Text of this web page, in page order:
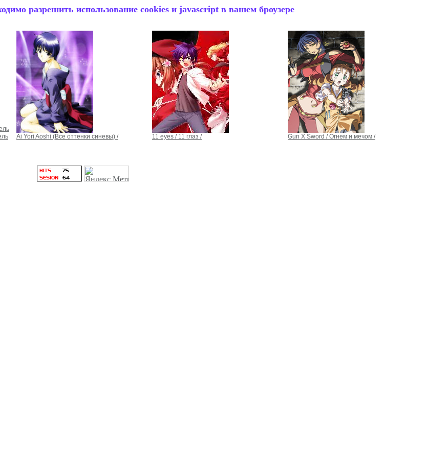
разрешить использование cookies и javascript в вашем броузере
Ai Yori Aoshi (Все оттенки синевы) / 11 eyes / 11 глаз / Gun X Sword / Огнем и мечом /